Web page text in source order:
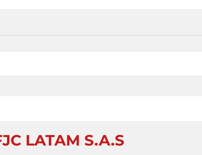
LATAM S.A.S